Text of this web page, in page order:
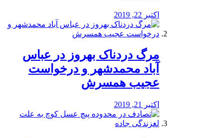
اکتبر 22, 2019
مرگ دردناک بهروز در عباس
آباد محمدشهر و درخواست
عجیب همسرش
اکتبر 21, 2019